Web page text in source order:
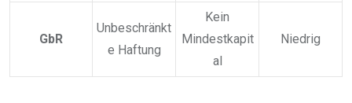
GbR
Unbeschränkt
e Haftung
Kein
Mindestkapit
al
Niedrig